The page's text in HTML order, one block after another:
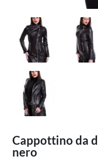
Cappottino da
nero